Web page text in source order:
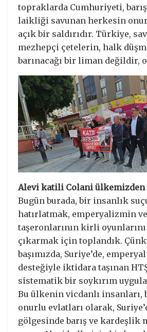
topraklarda Cumhuriyeti,
laikliği savunan herkesin
açık bir saldırıdır. Türkiye,
mezhepçi çetelerin, halk
barınacağı bir liman değildir,
Alevi katili Colani ülkemizden
Bugün burada, bir insanlık
hatırlatmak, emperyalizmin
taşeronlarının kirli
çıkarmak için toplandık.
başımızda, Suriye’de,
desteğiyle iktidara taşınan
sistematik bir soykırım
Bu ülkenin vicdanlı insanları,
onurlu evlatları olarak,
gölgesinde barış ve kardeşlik